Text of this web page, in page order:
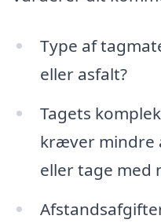
Type af
eller asfalt?
Tagets
kræver mindre
eller tage med